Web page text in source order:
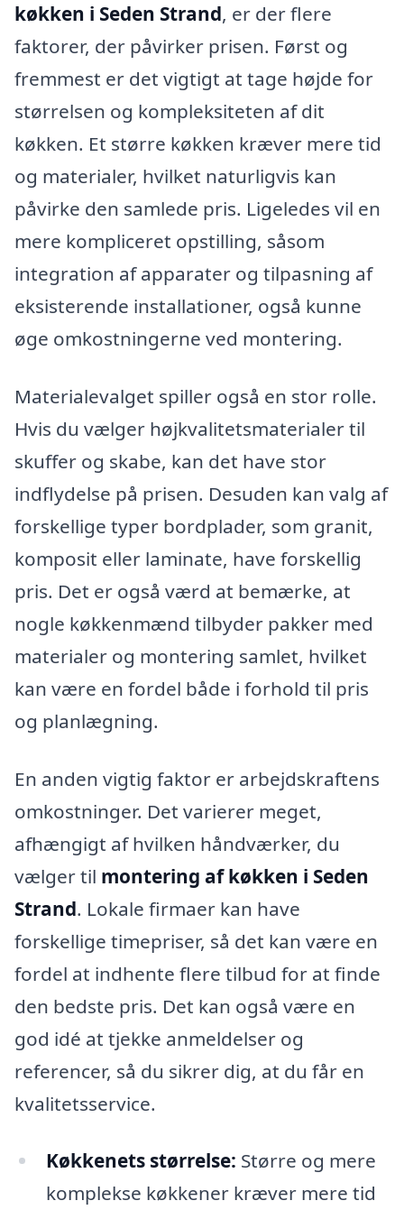
køkken i Seden Strand, er der flere
faktorer, der påvirker prisen. Først og
fremmest er det vigtigt at tage højde for
størrelsen og kompleksiteten af dit
køkken. Et større køkken kræver mere tid
og materialer, hvilket naturligvis kan
påvirke den samlede pris. Ligeledes vil en
mere kompliceret opstilling, såsom
integration af apparater og tilpasning af
eksisterende installationer, også kunne
øge omkostningerne ved montering.
Materialevalget spiller også en stor rolle.
Hvis du vælger højkvalitetsmaterialer til
skuffer og skabe, kan det have stor
indflydelse på prisen. Desuden kan valg af
forskellige typer bordplader, som granit,
komposit eller laminate, have forskellig
pris. Det er også værd at bemærke, at
nogle køkkenmænd tilbyder pakker med
materialer og montering samlet, hvilket
kan være en fordel både i forhold til pris
og planlægning.
En anden vigtig faktor er arbejdskraftens
omkostninger. Det varierer meget,
afhængigt af hvilken håndværker, du
vælger til montering af køkken i Seden
Strand. Lokale firmaer kan have
forskellige timepriser, så det kan være en
fordel at indhente flere tilbud for at finde
den bedste pris. Det kan også være en
god idé at tjekke anmeldelser og
referencer, så du sikrer dig, at du får en
kvalitetsservice.
Køkkenets størrelse: Større og mere
komplekse køkkener kræver mere tid